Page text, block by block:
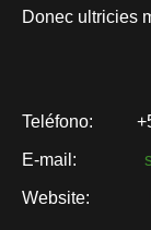
Donec ultricies
Teléfono:
E-mail:
Website: